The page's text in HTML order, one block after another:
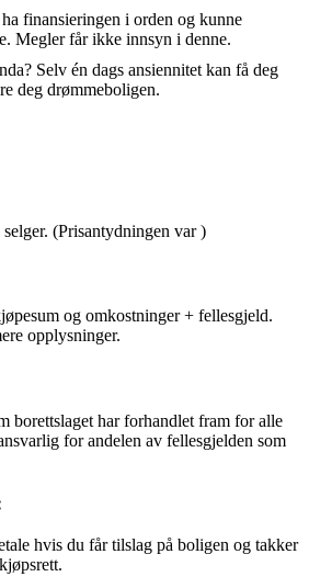
finansieringen i orden og kunne
Megler får ikke innsyn i denne.
Selv én dags ansiennitet kan få deg
deg drømmeboligen.
(Prisantydningen var)
og omkostninger + fellesgjeld.
opplysninger.
borettslaget har forhandlet fram for alle
for andelen av fellesgjelden som
hvis du får tilslag på boligen og takker